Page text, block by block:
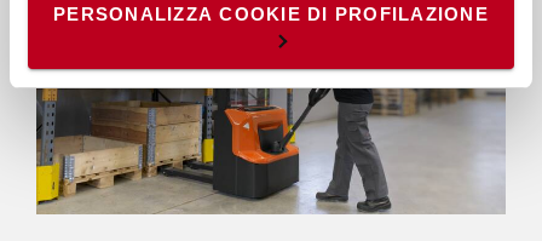
- Cookie di profilazione/marketing: sono utilizzati, solo
previo tuo consenso, per esaminare le tue abitudini di
navigazione e mostrarti quindi avvisi pubblicitari mirati, in
linea con le tue preferenze.
Ti chiediamo di effettuare le tue scelte sull’utilizzo dei
cookie di profilazione, selezionando uno dei bottoni sotto
riportati. Puoi avere maggiori dettagli visionando
Informativa estesa cookie. La chiusura del presente
PERSONALIZZA COOKIE DI PROFILAZIONE